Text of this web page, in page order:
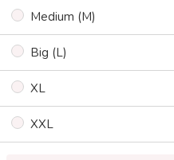
Medium (M)
Big (L)
XL
XXL